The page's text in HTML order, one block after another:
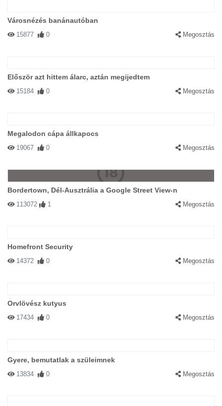
Városnézés banánautóban
15877 0 Megosztás
Először azt hittem álarc, aztán megijedtem
15184 0 Megosztás
Megalodon cápa állkapocs
19067 0 Megosztás
Bordertown, Dél-Ausztrália a Google Street View-n
113072 1 Megosztás
Homefront Security
14372 0 Megosztás
Orvlövész kutyus
17434 0 Megosztás
Gyere, bemutatlak a szüleimnek
13834 0 Megosztás